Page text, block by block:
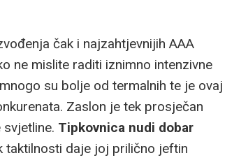
čak i najzahtjevnijih AAA
ne mislite raditi iznimno intenzivne
su bolje od termalnih te je ovaj
Zaslon je tek prosječan
Tipkovnica nudi dobar
taktilnosti daje joj prilično jeftin